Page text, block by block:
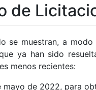
de
se muestran, a
ya han sido
menos recientes:
de 2022, para